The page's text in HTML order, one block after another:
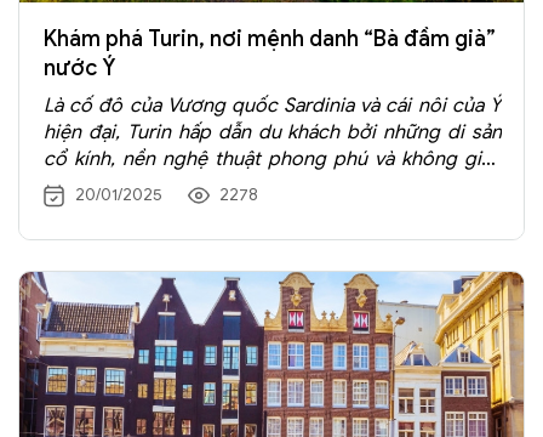
Khám phá Turin, nơi mệnh danh “Bà đầm già”
nước Ý
Là cố đô của Vương quốc Sardinia và cái nôi của Ý
hiện đại, Turin hấp dẫn du khách bởi những di sản
cổ kính, nền nghệ thuật phong phú và không gian
thiên nhiên thơ mộng...
20/01/2025 2278